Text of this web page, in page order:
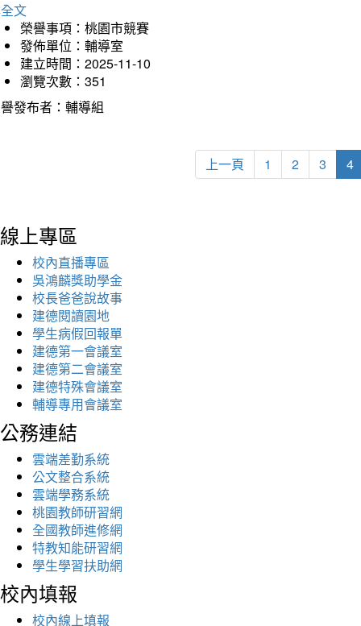
文
榮譽事項：桃園市競賽
發佈單位：輔導室
建立時間：2025-11-10
瀏覽次數：351
發布者：輔導組
上一頁 1 2 3 4
線上專區
校內直播專區
吳鴻麟獎助學金
校長爸爸說故事
建德閱讀園地
學生病假回報單
建德第一會議室
建德第二會議室
建德特殊會議室
輔導專用會議室
公務連結
雲端差勤系統
公文整合系統
雲端學務系統
桃園教師研習網
全國教師進修網
特教知能研習網
學生學習扶助網
校內填報
校內線上填報